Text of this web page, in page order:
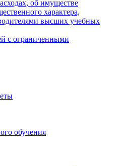
об имуществе
характера,
высших учебных
с ограниченными
обучения